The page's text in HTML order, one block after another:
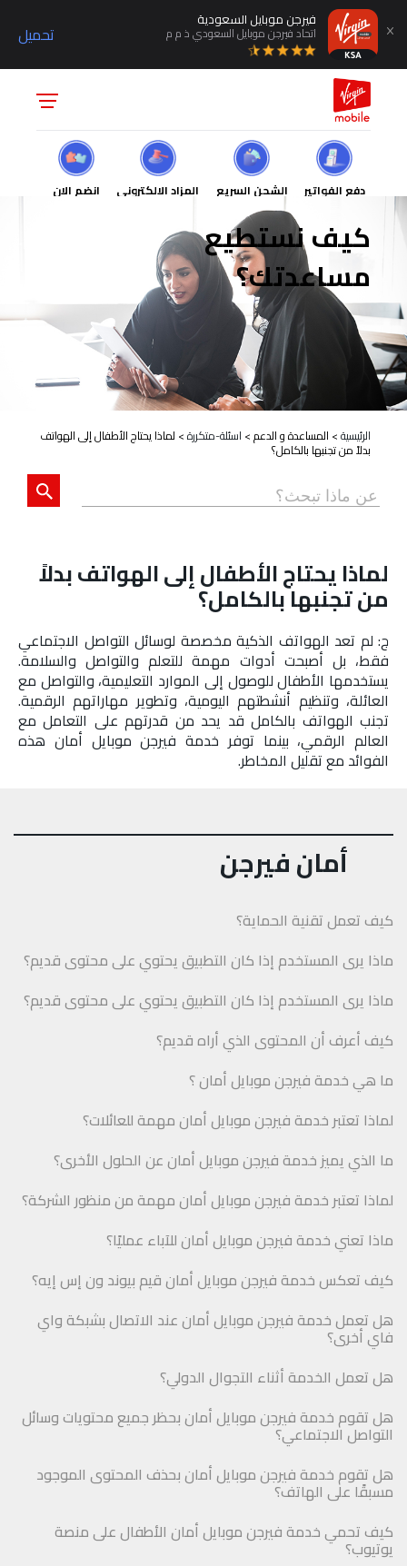
تحميل
فيرجن موبايل السعودية
اتحاد فيرجن موبايل السعودي ذ م م
دفع الفواتير الشحن السريع المزاد الالكتروني انضم الان
كيف نستطيع
مساعدتك؟
الرئيسية> المساعدة و الدعم> اسئلة-متكررة> لماذا يحتاج الأطفال إلى الهواتف
بدلاً من تجنبها بالكامل؟
لماذا يحتاج الأطفال إلى الهواتف بدلاً
من تجنبها بالكامل؟
ج: لم تعد الهواتف الذكية مخصصة لوسائل التواصل الاجتماعي
فقط، بل أصبحت أدوات مهمة للتعلم والتواصل والسلامة.
يستخدمها الأطفال للوصول إلى الموارد التعليمية، والتواصل مع
العائلة، وتنظيم أنشطتهم اليومية، وتطوير مهاراتهم الرقمية.
تجنب الهواتف بالكامل قد يحد من قدرتهم على التعامل مع
العالم الرقمي، بينما توفر خدمة فيرجن موبايل أمان هذه
الفوائد مع تقليل المخاطر.
أمان فيرجن
كيف تعمل تقنية الحماية؟
ماذا يرى المستخدم إذا كان التطبيق يحتوي على محتوى قديم؟
ماذا يرى المستخدم إذا كان التطبيق يحتوي على محتوى قديم؟
كيف أعرف أن المحتوى الذي أراه قديم؟
ما هي خدمة فيرجن موبايل أمان ؟
لماذا تعتبر خدمة فيرجن موبايل أمان مهمة للعائلات؟
ما الذي يميز خدمة فيرجن موبايل أمان عن الحلول الأخرى؟
لماذا تعتبر خدمة فيرجن موبايل أمان مهمة من منظور الشركة؟
ماذا تعني خدمة فيرجن موبايل أمان للآباء عمليًا؟
كيف تعكس خدمة فيرجن موبايل أمان قيم بيوند ون إس إيه؟
هل تعمل خدمة فيرجن موبايل أمان عند الاتصال بشبكة واي
فاي أخرى؟
هل تعمل الخدمة أثناء التجوال الدولي؟
هل تقوم خدمة فيرجن موبايل أمان بحظر جميع محتويات وسائل
التواصل الاجتماعي؟
هل تقوم خدمة فيرجن موبايل أمان بحذف المحتوى الموجود
مسبقًا على الهاتف؟
كيف تحمي خدمة فيرجن موبايل أمان الأطفال على منصة
يوتيوب؟